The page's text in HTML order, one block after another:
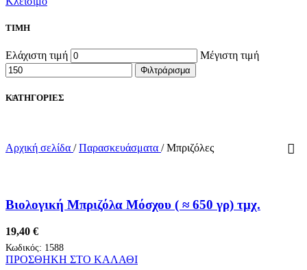
ΤΙΜΗ
Ελάχιστη τιμή Μέγιστη τιμή
Φιλτράρισμα
ΚΑΤΗΓΟΡΙΕΣ
Αρχική σελίδα / Παρασκευάσματα / Μπριζόλες
Βιολογική Μπριζόλα Μόσχου ( ≈ 650 γρ) τμχ.
19,40 €
Κωδικός: 1588
ΠΡΟΣΘΗΚΗ ΣΤΟ ΚΑΛΑΘΙ